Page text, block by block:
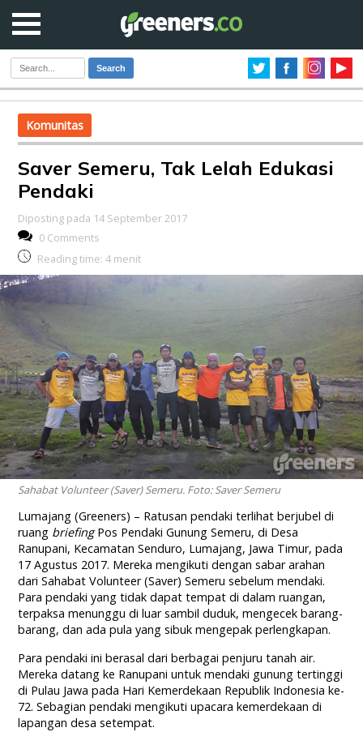
Search
Komunitas
Saver Semeru, Tak Lelah Edukasi
Pendaki
Diposting pada 14 September 2017
0 Comments
Reading time: 4 menit
Sahabat Volunteer (Saver) Semeru. Foto: Saver Semeru
Lumajang (Greeners) – Ratusan pendaki terlihat berjubel di
ruang briefingPos Pendaki Gunung Semeru, di Desa
Ranupani, Kecamatan Senduro, Lumajang, Jawa Timur, pada
17 Agustus 2017. Mereka mengikuti dengan sabar arahan
dari Sahabat Volunteer (Saver) Semeru sebelum mendaki.
Para pendaki yang tidak dapat tempat di dalam ruangan,
terpaksa menunggu di luar sambil duduk, mengecek barang-
barang, dan ada pula yang sibuk mengepak perlengkapan.
Para pendaki ini berasal dari berbagai penjuru tanah air.
Mereka datang ke Ranupani untuk mendaki gunung tertinggi
di Pulau Jawa pada Hari Kemerdekaan Republik Indonesia ke-
72. Sebagian pendaki mengikuti upacara kemerdekaan di
lapangan desa setempat.